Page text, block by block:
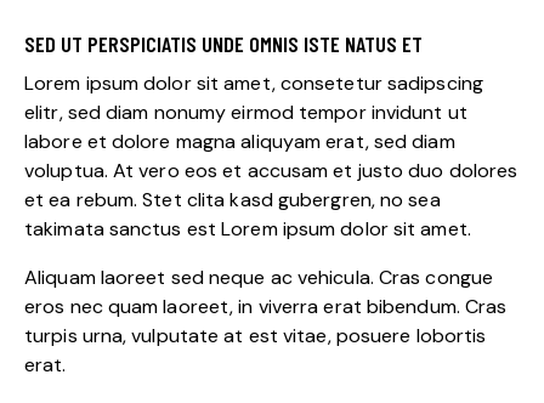
SED UT PERSPICIATIS UNDE OMNIS ISTE NATUS ET
Lorem ipsum dolor sit amet, consetetur sadipscing
elitr, sed diam nonumy eirmod tempor invidunt ut
labore et dolore magna aliquyam erat, sed diam
voluptua. At vero eos et accusam et justo duo dolores
et ea rebum. Stet clita kasd gubergren, no sea
takimata sanctus est Lorem ipsum dolor sit amet.
Aliquam laoreet sed neque ac vehicula. Cras congue
eros nec quam laoreet, in viverra erat bibendum. Cras
turpis urna, vulputate at est vitae, posuere lobortis
erat.